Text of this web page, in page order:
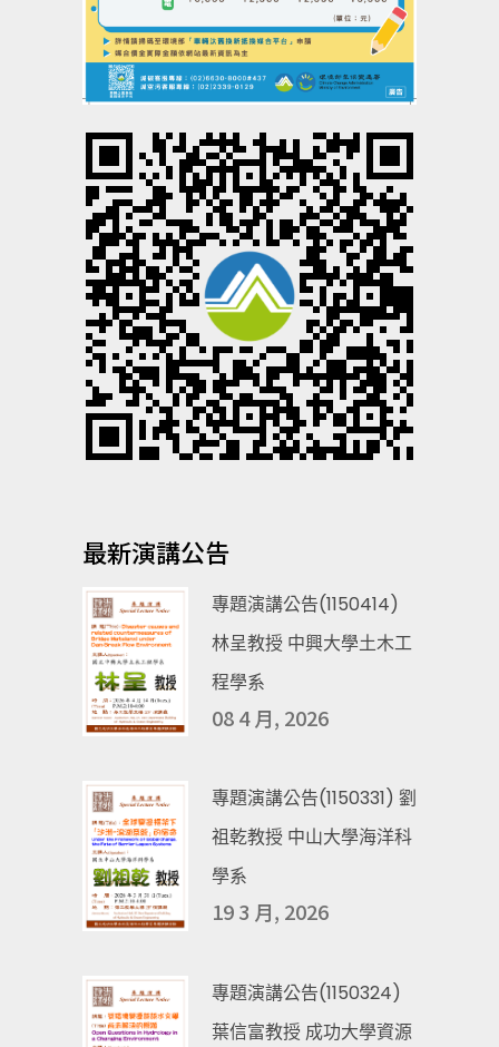
最新演講公告
專題演講公告(1150414)
林呈教授 中興大學土木工
程學系
08 4 月, 2026
專題演講公告(1150331) 劉
祖乾教授 中山大學海洋科
學系
19 3 月, 2026
專題演講公告(1150324)
葉信富教授 成功大學資源